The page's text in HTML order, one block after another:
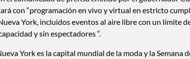
con “programación en vivo y virtual en estricto
York, incluidos eventos al aire libre con un límite
y sin espectadores “.
York es la capital mundial de la moda y la Semana